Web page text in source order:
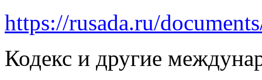
https://rusada.ru/
Кодекс и другие